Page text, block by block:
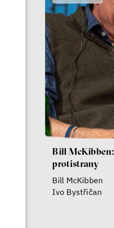
Bill
protistrany
Bill McKibben
Ivo Bystřičan